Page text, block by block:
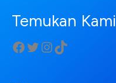
Temukan Kami